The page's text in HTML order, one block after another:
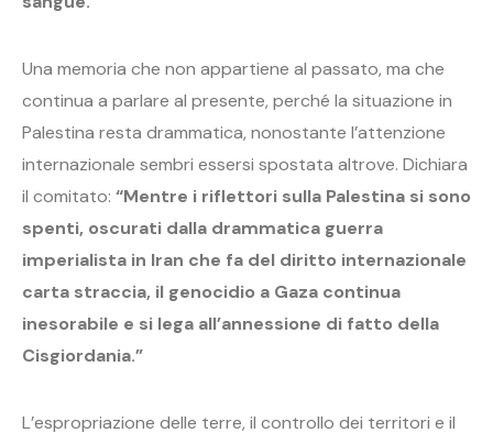
Una memoria che non appartiene al passato, ma che
continua a parlare al presente, perché la situazione in
Palestina resta drammatica, nonostante l’attenzione
internazionale sembri essersi spostata altrove. Dichiara
il comitato: “Mentre i riflettori sulla Palestina si sono
spenti, oscurati dalla drammatica guerra
imperialista in Iran che fa del diritto internazionale
carta straccia, il genocidio a Gaza continua
inesorabile e si lega all’annessione di fatto della
Cisgiordania.”
L’espropriazione delle terre, il controllo dei territori e il